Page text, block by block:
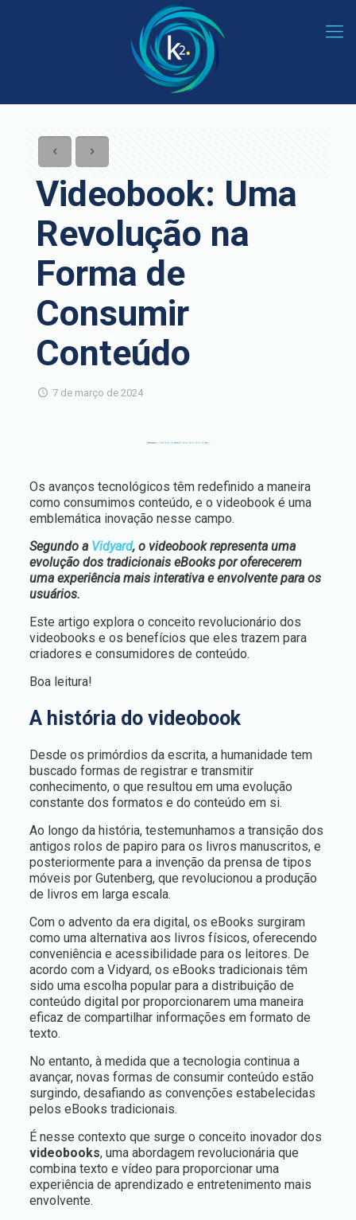
Videobook: Uma
Revolução na
Forma de
Consumir
Conteúdo
7 de março de 2024
Os avanços tecnológicos têm redefinido a maneira
como consumimos conteúdo, e o videobook é uma
emblemática inovação nesse campo.
Segundo a Vidyard, o videobook representa uma
evolução dos tradicionais eBooks por oferecerem
uma experiência mais interativa e envolvente para os
usuários.
Este artigo explora o conceito revolucionário dos
videobooks e os benefícios que eles trazem para
criadores e consumidores de conteúdo.
Boa leitura!
A história do videobook
Desde os primórdios da escrita, a humanidade tem
buscado formas de registrar e transmitir
conhecimento, o que resultou em uma evolução
constante dos formatos e do conteúdo em si.
Ao longo da história, testemunhamos a transição dos
antigos rolos de papiro para os livros manuscritos, e
posteriormente para a invenção da prensa de tipos
móveis por Gutenberg, que revolucionou a produção
de livros em larga escala.
Com o advento da era digital, os eBooks surgiram
como uma alternativa aos livros físicos, oferecendo
conveniência e acessibilidade para os leitores. De
acordo com a Vidyard, os eBooks tradicionais têm
sido uma escolha popular para a distribuição de
conteúdo digital por proporcionarem uma maneira
eficaz de compartilhar informações em formato de
texto.
No entanto, à medida que a tecnologia continua a
avançar, novas formas de consumir conteúdo estão
surgindo, desafiando as convenções estabelecidas
pelos eBooks tradicionais.
É nesse contexto que surge o conceito inovador dos
videobooks, uma abordagem revolucionária que
combina texto e vídeo para proporcionar uma
experiência de aprendizado e entretenimento mais
envolvente.